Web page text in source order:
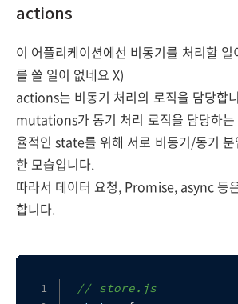
actions
이 어플리케이션에선 비동기를 처리할
를 쓸 일이 없네요 X)
actions는 비동기 처리의 로직을 담당합
mutations가 동기 처리 로직을 담당하는
율적인 state를 위해 서로 비동기/동기
한 모습입니다.
따라서 데이터 요청, Promise, async 등
합니다.
// store.js